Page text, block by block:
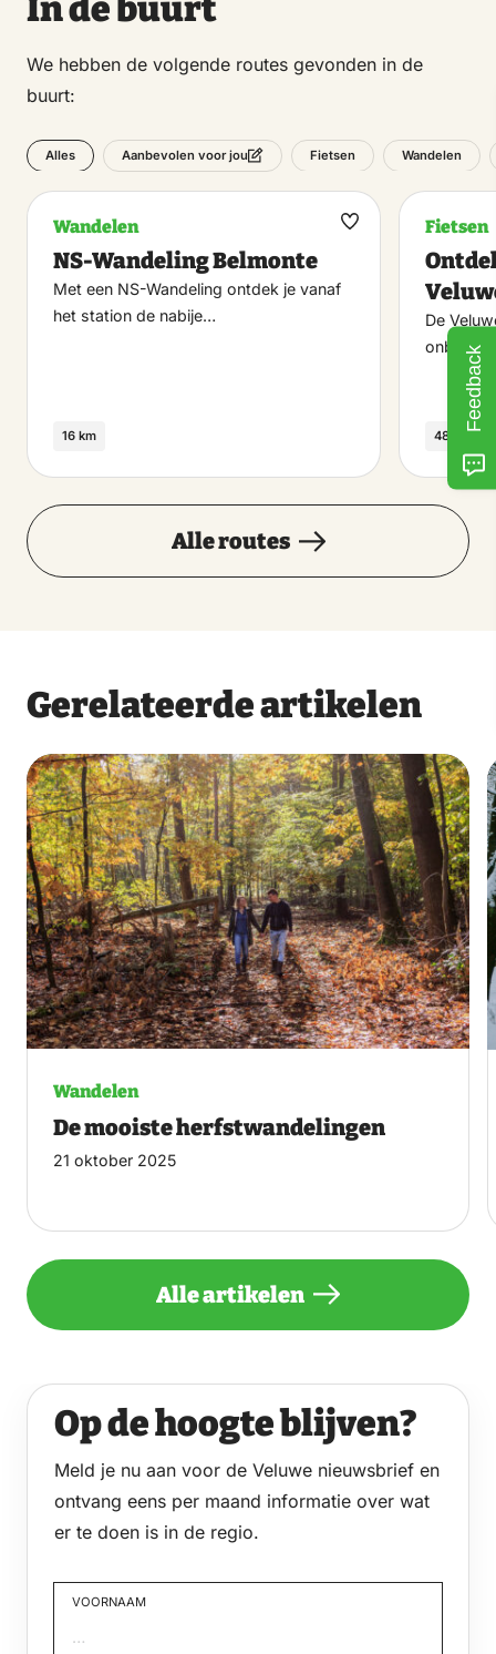
In de buurt
We hebben de volgende routes gevonden in de
buurt:
Alles Aanbevolen voor jou Fietsen Wandelen
Wandelen
NS-Wandeling Belmonte
Met een NS-Wandeling ontdek je vanaf
het station de nabije…
16 km
Maak
Fietsen
De
48.2 km
Alle routes
Gerelateerde artikelen
Wandelen
De mooiste herfstwandelingen
21 oktober 2025
Alle artikelen
Op de hoogte blijven?
Meld je nu aan voor de Veluwe nieuwsbrief en
ontvang eens per maand informatie over wat
er te doen is in de regio.
VOORNAAM
Feedback